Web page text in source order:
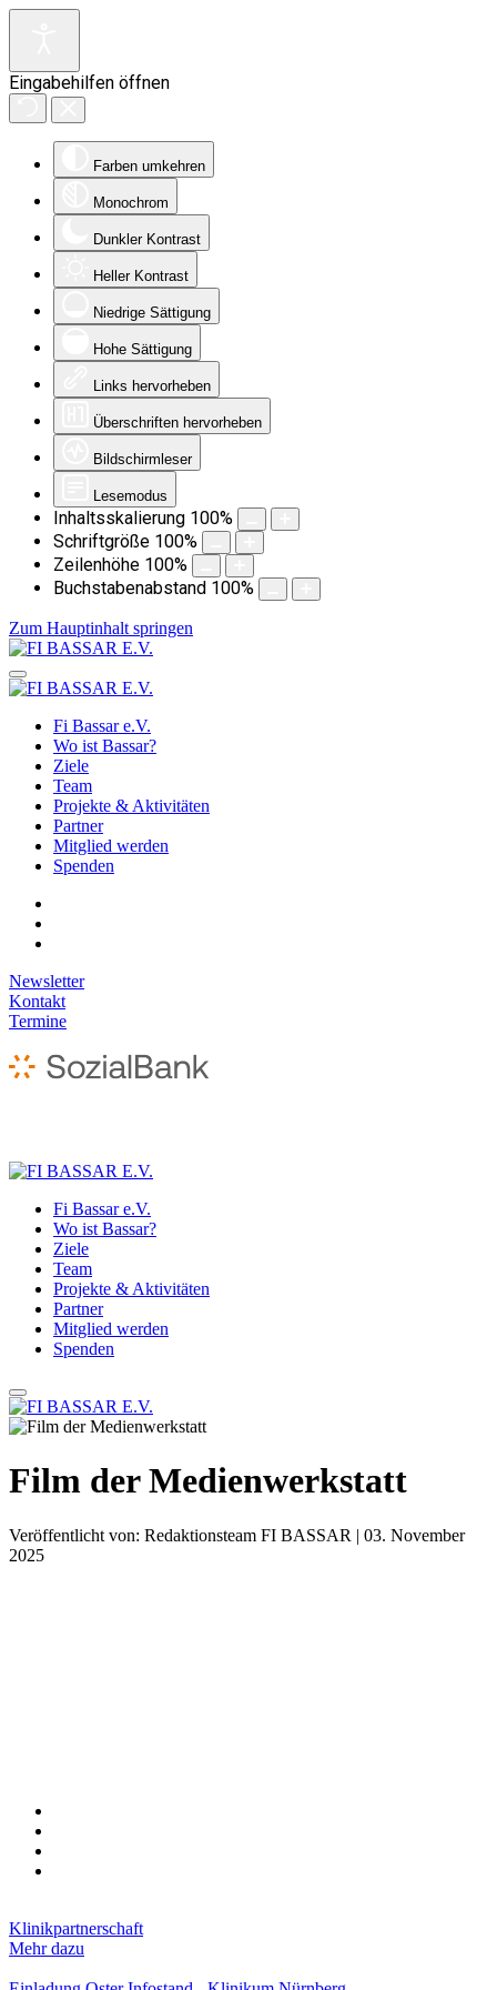
Eingabehilfen öffnen
Farben umkehren
Monochrom
Dunkler Kontrast
Heller Kontrast
Niedrige Sättigung
Hohe Sättigung
Links hervorheben
Überschriften hervorheben
Bildschirmleser
Lesemodus
Inhaltsskalierung 100%
Schriftgröße 100%
Zeilenhöhe 100%
Buchstabenabstand 100%
Zum Hauptinhalt springen
Fi Bassar e.V.
Wo ist Bassar?
Ziele
Team
Projekte & Aktivitäten
Partner
Mitglied werden
Spenden
Newsletter
Kontakt
Termine
Fi Bassar e.V.
Wo ist Bassar?
Ziele
Team
Projekte & Aktivitäten
Partner
Mitglied werden
Spenden
Film der Medienwerkstatt
Veröffentlicht von: Redaktionsteam FI BASSAR | 03. November
2025
Klinikpartnerschaft
Mehr dazu